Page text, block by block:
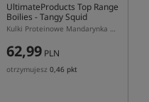
UltimateProducts Top Range
Boilies - Tangy Squid
Kulki Proteinowe Mandarynka Kałamarnica
62,99 PLN
otrzymujesz 0,46 pkt